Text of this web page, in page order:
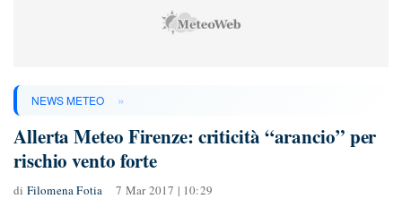
NEWS METEO »
Allerta Meteo Firenze: criticità “arancio” per
rischio vento forte
di Filomena Fotia 7 Mar 2017 | 10:29